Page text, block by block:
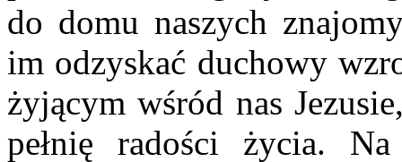
do domu naszych
im odzyskać duchowy
żyjącym wśród nas
pełnię radości życia.